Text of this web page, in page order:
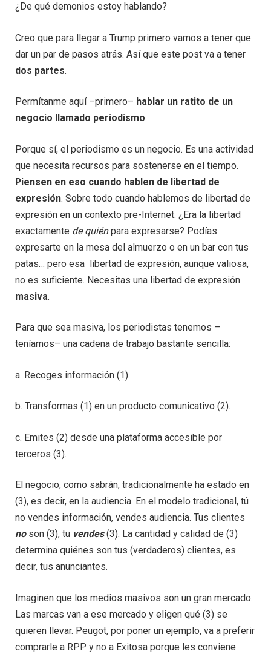
¿De qué demonios estoy hablando?
Creo que para llegar a Trump primero vamos a tener que
dar un par de pasos atrás. Así que este post va a tener
dos partes.
Permítanme aquí –primero– hablar un ratito de un
negocio llamado periodismo.
Porque sí, el periodismo es un negocio. Es una actividad
que necesita recursos para sostenerse en el tiempo.
Piensen en eso cuando hablen de libertad de
expresión. Sobre todo cuando hablemos de libertad de
expresión en un contexto pre-Internet. ¿Era la libertad
exactamente de quiénpara expresarse? Podías
expresarte en la mesa del almuerzo o en un bar con tus
patas… pero esa libertad de expresión, aunque valiosa,
no es suficiente. Necesitas una libertad de expresión
masiva.
Para que sea masiva, los periodistas tenemos –
teníamos– una cadena de trabajo bastante sencilla:
a. Recoges información (1).
b. Transformas (1) en un producto comunicativo (2).
c. Emites (2) desde una plataforma accesible por
terceros (3).
El negocio, como sabrán, tradicionalmente ha estado en
(3), es decir, en la audiencia. En el modelo tradicional, tú
no vendes información, vendes audiencia. Tus clientes
noson (3), tu vendes(3). La cantidad y calidad de (3)
determina quiénes son tus (verdaderos) clientes, es
decir, tus anunciantes.
Imaginen que los medios masivos son un gran mercado.
Las marcas van a ese mercado y eligen qué (3) se
quieren llevar. Peugot, por poner un ejemplo, va a preferir
comprarle a RPP y no a Exitosa porque les conviene